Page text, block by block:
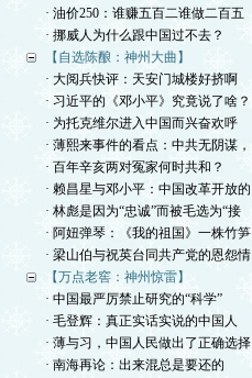
· 油价250：谁赚五百二谁做二百五
· 挪威人为什么跟中国过不去？
【自选陈酿：神州大曲】
· 大阅兵快评：天安门城楼好挤啊
· 习近平的《邓小平》究竟说了啥？
· 为托克维尔进入中国而兴奋欢呼
· 薄熙来事件的看点：中共无阴谋，
· 百年辛亥两对冤家何时共和？
· 赖昌星与邓小平：中国改革开放的
· 林彪是因为“忠诚”而被毛选为“接
· 阿妞弹琴：《我的祖国》一株竹笋
· 梁山伯与祝英台同共产党的恩怨情
【万点老窖：神州惊雷】
· 中国最严厉禁止研究的“科学”
· 毛登辉：真正实话实说的中国人
· 薄与习，中国人民做出了正确选择
· 南海再论：出来混总是要还的